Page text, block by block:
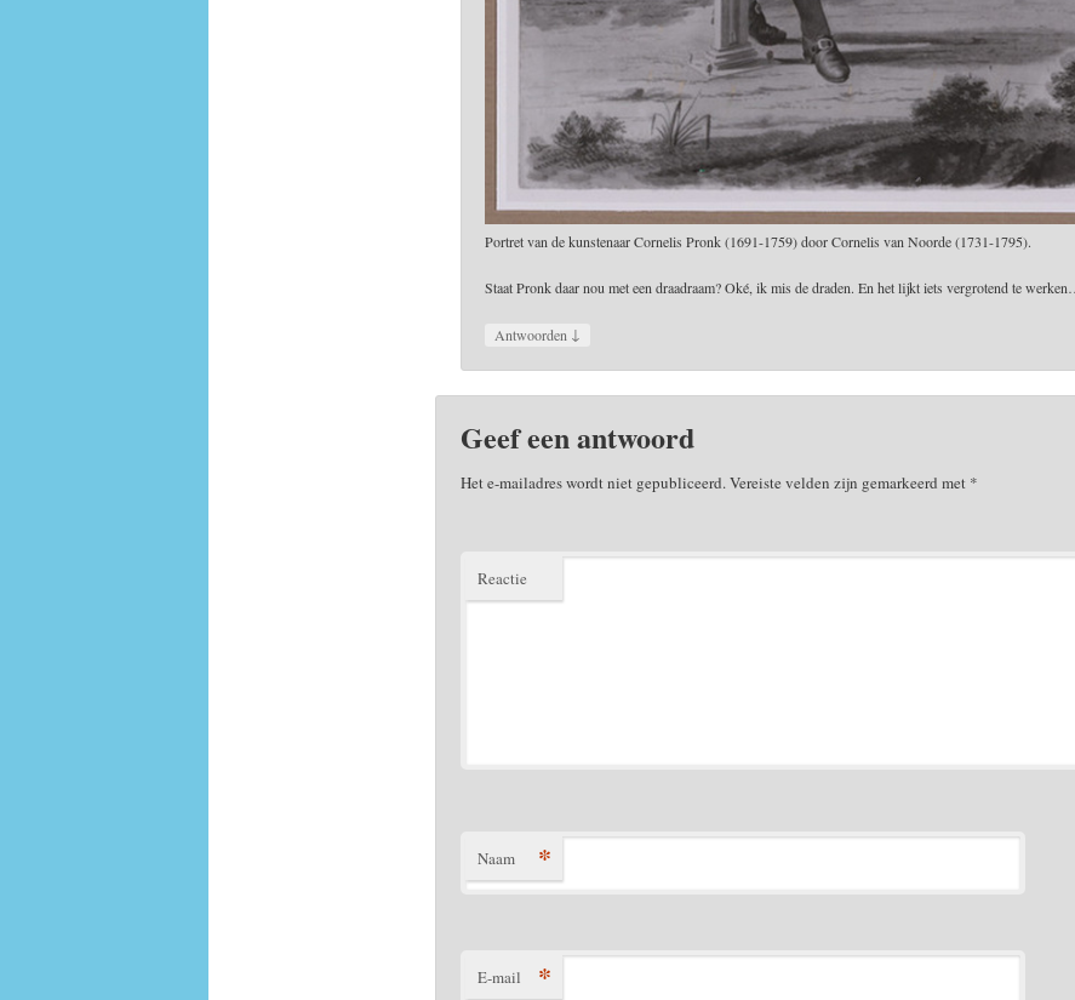
Portret van de kunstenaar Cornelis Pronk (1691-1759) door Cornelis van Noorde (1731-1795).
Staat Pronk daar nou met een draadraam? Oké, ik mis de draden. En het lijkt iets vergrotend te werken…
Antwoorden ↓
Geef een antwoord
Het e-mailadres wordt niet gepubliceerd.Vereiste velden zijn gemarkeerd met *
Reactie
Naam *
E-mail *